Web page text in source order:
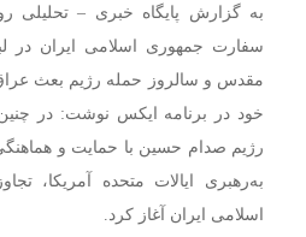
سفارت جمهوری اسلامی ایران در
مقدس و سالروز حمله رژیم بعث
رژیم صدام حسین با حمایت و
به‌رهبری ایالات متحده آمریکا،
اسلامی ایران آغاز کرد.